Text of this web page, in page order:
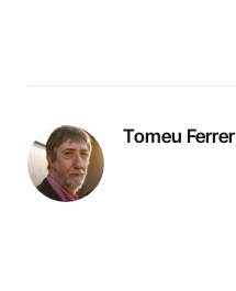
Tomeu Ferrer